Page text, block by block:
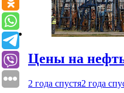
Цены на
2 года спустя2 года